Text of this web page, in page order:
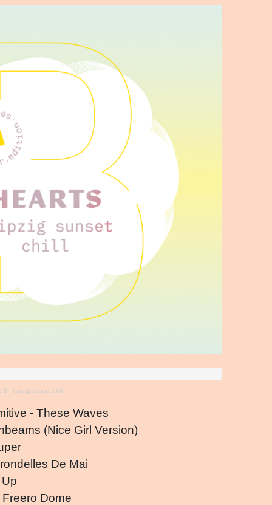
B - leipzig sunset chill
- These Waves
(Nice Girl Version)
De Mai
Dome